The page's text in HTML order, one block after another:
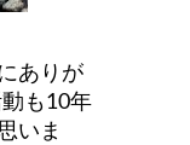
ありが
も10年
いま